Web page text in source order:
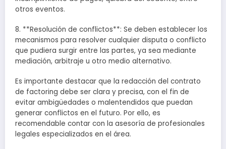
otros eventos.
8. **Resolución de conflictos**: Se deben establecer los
mecanismos para resolver cualquier disputa o conflicto
que pudiera surgir entre las partes, ya sea mediante
mediación, arbitraje u otro medio alternativo.
Es importante destacar que la redacción del contrato
de factoring debe ser clara y precisa, con el fin de
evitar ambigüedades o malentendidos que puedan
generar conflictos en el futuro. Por ello, es
recomendable contar con la asesoría de profesionales
legales especializados en el área.